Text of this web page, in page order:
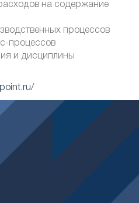
на содержание
процессов
процессов
и дисциплины